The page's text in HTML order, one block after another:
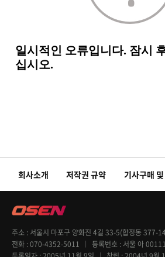
회사소개 저작권 규약 기사구매
주소
서울시 마포구 양화진 4길 33-5(합정동 377-
전화 070-4352-5011 등록번호
서울 아